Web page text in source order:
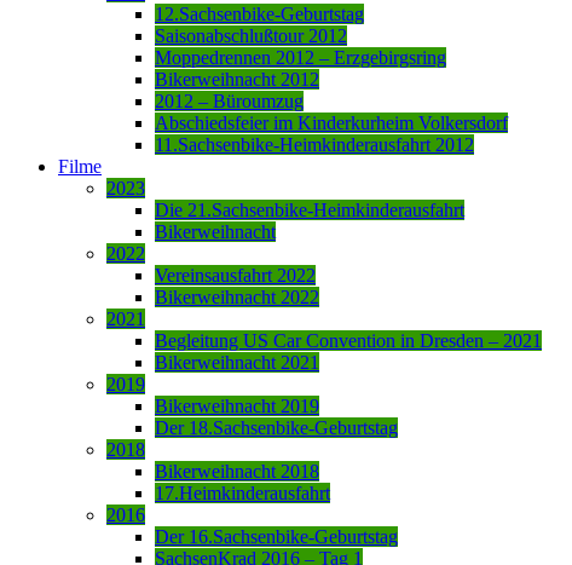
12.Sachsenbike-Geburtstag
Saisonabschlußtour 2012
Moppedrennen 2012 – Erzgebirgsring
Bikerweihnacht 2012
2012 – Büroumzug
Abschiedsfeier im Kinderkurheim Volkersdorf
11.Sachsenbike-Heimkinderausfahrt 2012
Filme
2023
Die 21.Sachsenbike-Heimkinderausfahrt
Bikerweihnacht
2022
Vereinsausfahrt 2022
Bikerweihnacht 2022
2021
Begleitung US Car Convention in Dresden – 2021
Bikerweihnacht 2021
2019
Bikerweihnacht 2019
Der 18.Sachsenbike-Geburtstag
2018
Bikerweihnacht 2018
17.Heimkinderausfahrt
2016
Der 16.Sachsenbike-Geburtstag
SachsenKrad 2016 – Tag 1